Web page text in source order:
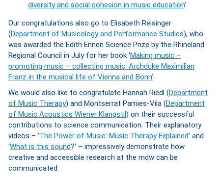
diversity and social cohesion in music education’
Our congratulations also go to Elisabeth Reisinger
(Department of Musicology and Performance Studies), who
was awarded the Edith Ennen Science Prize by the Rhineland
Regional Council in July for her book ‘Making music –
promoting music – collecting music. Archduke Maximilian
Franz in the musical life of Vienna and Bonn’.
We would also like to congratulate Hannah Riedl (Department
of Music Therapy) and Montserrat Pamies-Vila (Department
of Music Acoustics Wiener Klangstil) on their successful
contributions to science communication. Their explanatory
videos – ‘The Power of Music: Music Therapy Explained’ and
‘What is this sound?’ – impressively demonstrate how
creative and accessible research at the mdw can be
communicated.